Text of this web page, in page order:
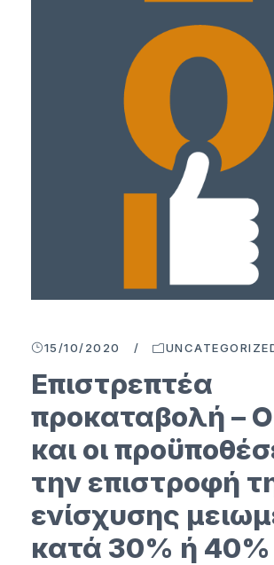
15/10/2020 /
Επιστρεπτέα
προκαταβολή –
και οι
την επιστροφή
ενίσχυσης
κατά 30% ή 40%